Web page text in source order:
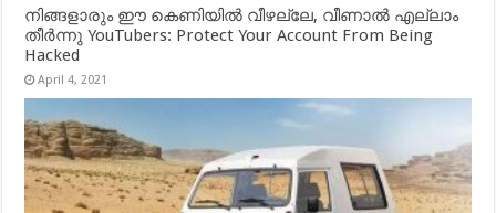
നിങ്ങളാരും ഈ കെണിയിൽ വീഴല്ലേ, വീണാൽ എല്ലാം
തീർന്നു YouTubers: Protect Your Account From Being
Hacked
April 4, 2021